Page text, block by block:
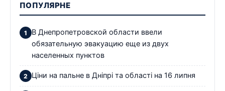
ПОПУЛЯРНЕ
В Днепропетровской области ввели
обязательную эвакуацию еще из двух
населенных пунктов
Ціни на пальне в Дніпрі та області на 16 липня